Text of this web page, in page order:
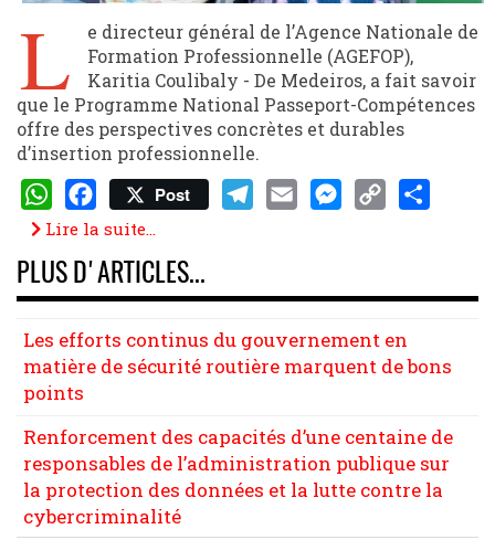
L
e directeur général de l’Agence Nationale de
Formation Professionnelle (AGEFOP),
Karitia Coulibaly - De Medeiros, a fait savoir
que le Programme National Passeport-Compétences
offre des perspectives concrètes et durables
d’insertion professionnelle.
WhatsApp
Facebook
Post
Lire la suite...
PLUS D'ARTICLES...
Les efforts continus du gouvernement en
matière de sécurité routière marquent de bons
points
Renforcement des capacités d’une centaine de
responsables de l’administration publique sur
la protection des données et la lutte contre la
cybercriminalité